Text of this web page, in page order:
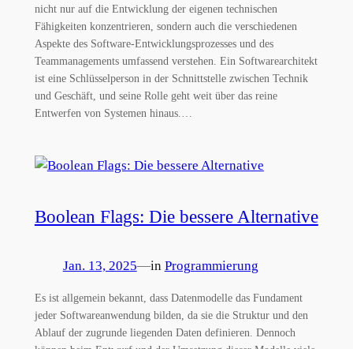
nicht nur auf die Entwicklung der eigenen technischen
Fähigkeiten konzentrieren, sondern auch die verschiedenen
Aspekte des Software-Entwicklungsprozesses und des
Teammanagements umfassend verstehen. Ein Softwarearchitekt
ist eine Schlüsselperson in der Schnittstelle zwischen Technik
und Geschäft, und seine Rolle geht weit über das reine
Entwerfen von Systemen hinaus.…
Boolean Flags: Die bessere Alternative
Jan. 13, 2025—in Programmierung
Es ist allgemein bekannt, dass Datenmodelle das Fundament
jeder Softwareanwendung bilden, da sie die Struktur und den
Ablauf der zugrunde liegenden Daten definieren. Dennoch